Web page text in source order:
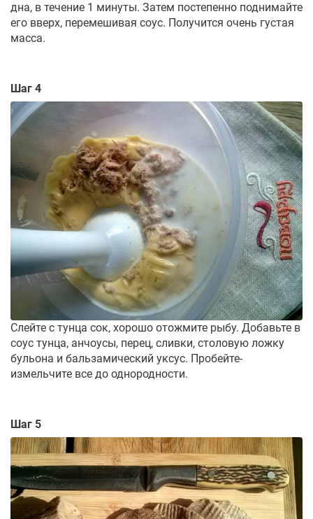
дна, в течение 1 минуты. Затем постепенно поднимайте
его вверх, перемешивая соус. Получится очень густая
масса.
Шаг 4
Слейте с тунца сок, хорошо отожмите рыбу. Добавьте в
соус тунца, анчоусы, перец, сливки, столовую ложку
бульона и бальзамический уксус. Пробейте-
измельчите все до однородности.
Шаг 5